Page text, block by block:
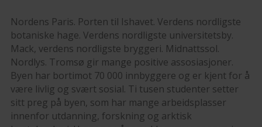
Nordens Paris. Porten til Ishavet. Verdens nordligste
botaniske hage. Verdens nordligste universitetsby.
Mack, verdens nordligste bryggeri. Midnattssol.
Nordlys. Tromsø gir mange positive assosiasjoner.
Byen har bortimot 70 000 innbyggere og er kjent for å
være livlig og svært sosial. Ti tusen studenter setter
sitt preg på byen, som har mange arbeidsplasser
innenfor utdanning, forskning og arktisk